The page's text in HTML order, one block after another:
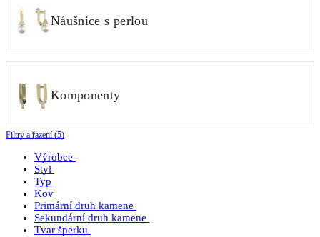
Náušnice s perlou
Komponenty
Filtry a řazení (5)
Výrobce
Styl
Typ
Kov
Primární druh kamene
Sekundární druh kamene
Tvar šperku